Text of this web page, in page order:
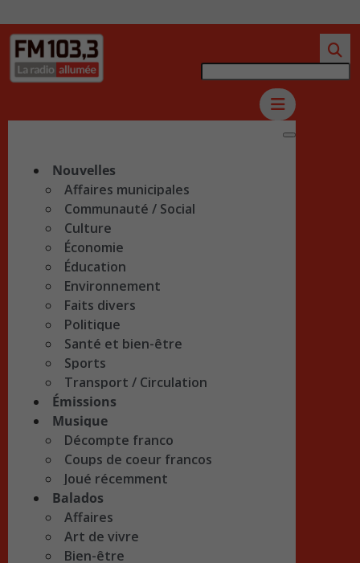
Nouvelles
Affaires municipales
Communauté / Social
Culture
Économie
Éducation
Environnement
Faits divers
Politique
Santé et bien-être
Sports
Transport / Circulation
Émissions
Musique
Décompte franco
Coups de coeur francos
Joué récemment
Balados
Affaires
Art de vivre
Bien-être